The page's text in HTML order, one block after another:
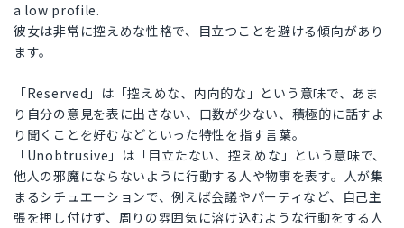
a low profile.
彼女は非常に控えめな性格で、目立つことを避ける傾向があり
ます。
「Reserved」は「控えめな、内向的な」という意味で、あま
り自分の意見を表に出さない、口数が少ない、積極的に話すよ
り聞くことを好むなどといった特性を指す言葉。
「Unobtrusive」は「目立たない、控えめな」という意味で、
他人の邪魔にならないように行動する人や物事を表す。人が集
まるシチュエーションで、例えば会議やパーティなど、自己主
張を押し付けず、周りの雰囲気に溶け込むような行動をする人